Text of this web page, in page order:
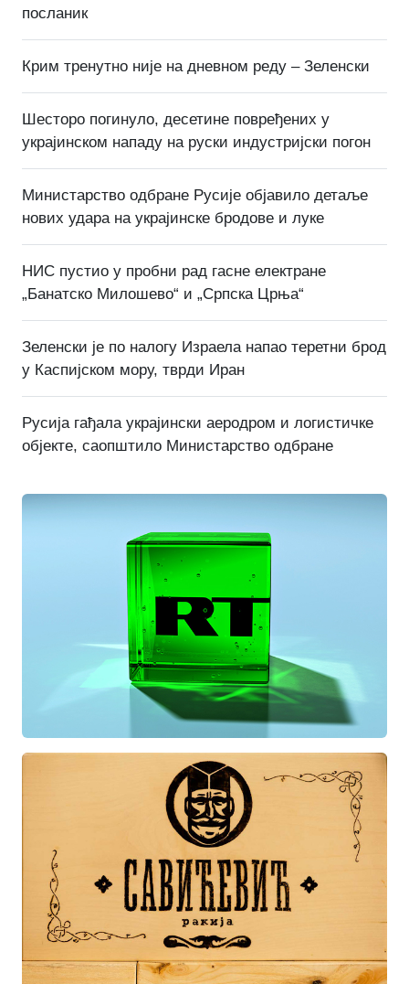
посланик
Крим тренутно није на дневном реду – Зеленски
Шесторо погинуло, десетине повређених у
украјинском нападу на руски индустријски погон
Министарство одбране Русије објавило детаље
нових удара на украјинске бродове и луке
НИС пустио у пробни рад гасне електране
„Банатско Милошево“ и „Српска Црња“
Зеленски је по налогу Израела напао теретни брод
у Каспијском мору, тврди Иран
Русија гађала украјински аеродром и логистичке
објекте, саопштило Министарство одбране